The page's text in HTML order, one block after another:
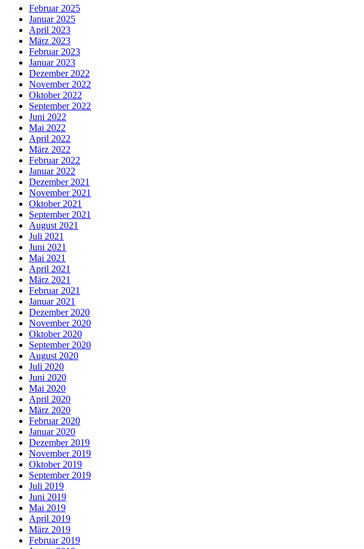
Februar 2025
Januar 2025
April 2023
März 2023
Februar 2023
Januar 2023
Dezember 2022
November 2022
Oktober 2022
September 2022
Juni 2022
Mai 2022
April 2022
März 2022
Februar 2022
Januar 2022
Dezember 2021
November 2021
Oktober 2021
September 2021
August 2021
Juli 2021
Juni 2021
Mai 2021
April 2021
März 2021
Februar 2021
Januar 2021
Dezember 2020
November 2020
Oktober 2020
September 2020
August 2020
Juli 2020
Juni 2020
Mai 2020
April 2020
März 2020
Februar 2020
Januar 2020
Dezember 2019
November 2019
Oktober 2019
September 2019
Juli 2019
Juni 2019
Mai 2019
April 2019
März 2019
Februar 2019